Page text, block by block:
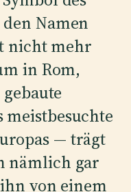
Namen
nicht mehr
in Rom,
— trägt
nämlich gar
von einem